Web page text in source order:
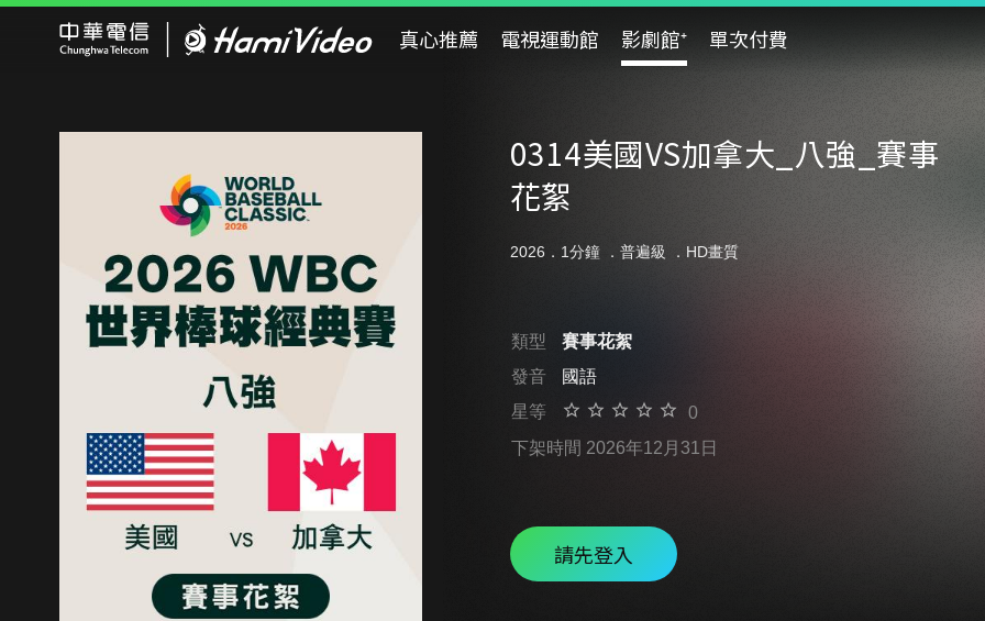
真心推薦 電視運動館 影劇館⁺ 單次付費
0314美國VS加拿大_八強_賽事
花絮
2026．1分鐘 ． 普遍級 ．HD畫質
類型
賽事花絮
發音
國語
星等
0
下架時間 2026年12月31日
請先登入